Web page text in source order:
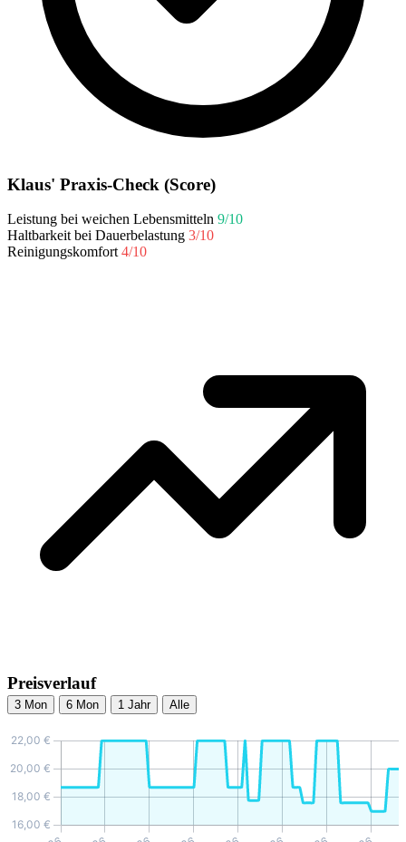
Klaus' Praxis-Check (Score)
Leistung bei weichen Lebensmitteln 9/10
Haltbarkeit bei Dauerbelastung 3/10
Reinigungskomfort 4/10
Preisverlauf
3 Mon 6 Mon 1 Jahr Alle